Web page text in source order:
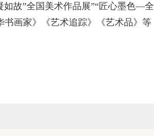
如故”全国美术作品展”“匠心墨色—全
书画家》《艺术追踪》《艺术品》等